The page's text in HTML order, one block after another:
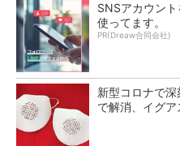
SNSアカウン
使ってます。
PR(Dreaw合同会社)
新型コロナで
で解消、イグ